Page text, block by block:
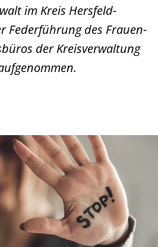
im Kreis Hersfeld-
Federführung des Frauen-
der Kreisverwaltung